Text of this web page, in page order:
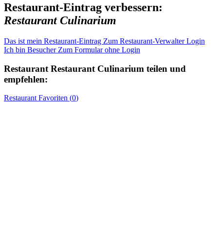
Restaurant-Eintrag verbessern:
Restaurant Culinarium
Das ist mein Restaurant-Eintrag Zum Restaurant-Verwalter Login
Ich bin Besucher Zum Formular ohne Login
Restaurant Restaurant Culinarium teilen und
empfehlen:
Restaurant Favoriten (0)